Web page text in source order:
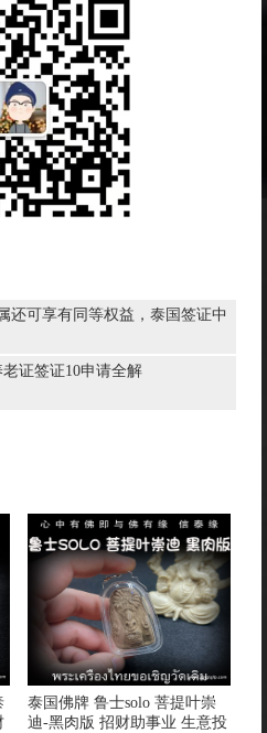
还可享有同等权益，泰国签证中
证签证10申请全解
泰国佛牌 鲁士solo 菩提叶崇
迪-黑肉版 招财助事业 生意投